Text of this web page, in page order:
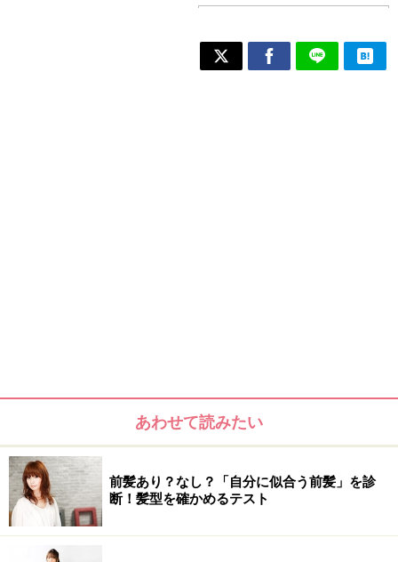
あわせて読みたい
前髪あり？なし？「自分に似合う前髪」を診
断！髪型を確かめるテスト